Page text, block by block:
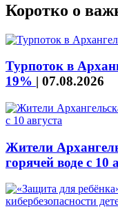
Коротко о
Турпоток в
19% | 07.08.2026
Жители
горячей воде с 10